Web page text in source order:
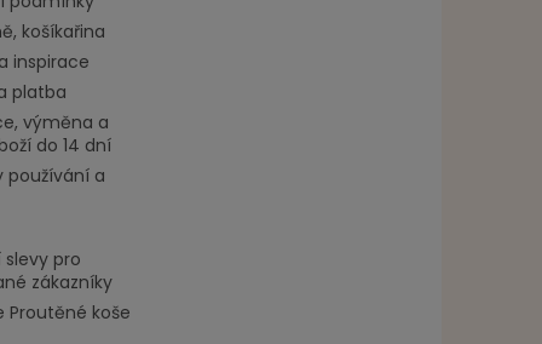
košíkařina
inspirace
platba
výměna a
do 14 dní
používání a
pro
zákazníky
Proutěné koše